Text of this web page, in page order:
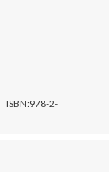
ISBN:978-2-